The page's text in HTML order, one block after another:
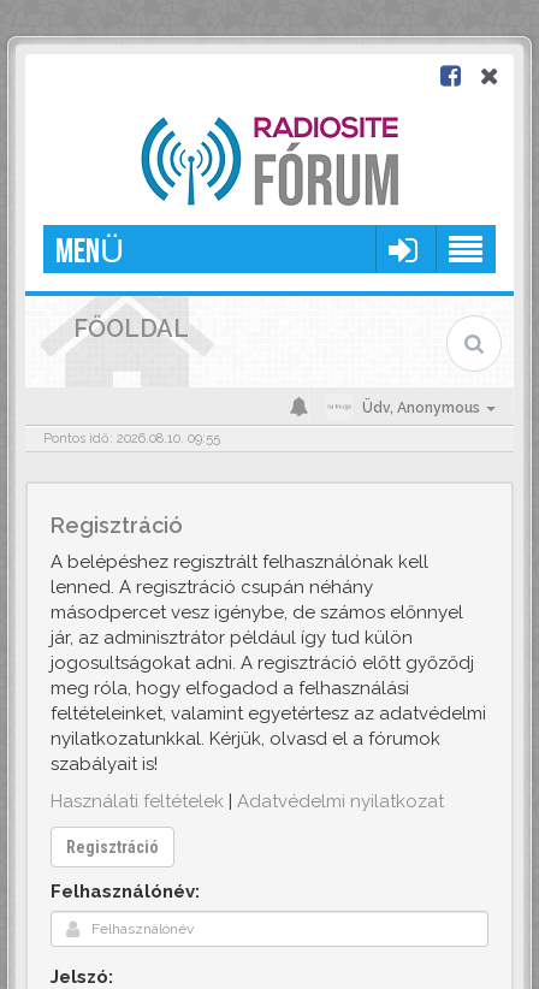
MENÜ
FŐOLDAL
Üdv, Anonymous
Pontos idő: 2026.08.10. 09:55
Regisztráció
A belépéshez regisztrált felhasználónak kell
lenned. A regisztráció csupán néhány
másodpercet vesz igénybe, de számos előnnyel
jár, az adminisztrátor például így tud külön
jogosultságokat adni. A regisztráció előtt győződj
meg róla, hogy elfogadod a felhasználási
feltételeinket, valamint egyetértesz az adatvédelmi
nyilatkozatunkkal. Kérjük, olvasd el a fórumok
szabályait is!
Használati feltételek | Adatvédelmi nyilatkozat
Regisztráció
Felhasználónév:
Jelszó: